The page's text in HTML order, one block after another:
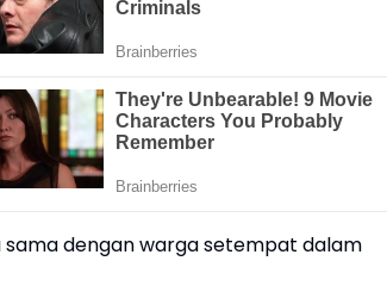
sama dengan warga setempat dalam